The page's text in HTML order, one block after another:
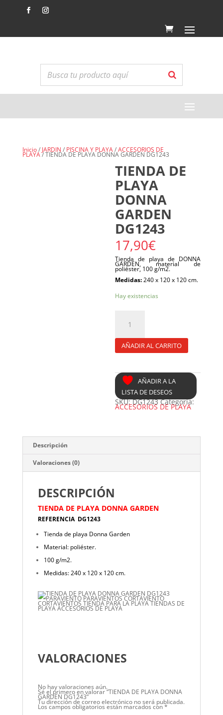
Inicio/ JARDIN / PISCINA Y PLAYA/ACCESORIOS DE
PLAYA/ TIENDA DE PLAYA DONNA GARDEN DG1243
TIENDA DE
PLAYA
DONNA
GARDEN
DG1243
17,90€
Tienda de playa de DONNA
GARDEN, material de
poliéster, 100 g/m2.
Medidas:240 x 120 x 120 cm.
Hay existencias
PLAYA
DONNA
DG1243
cantidad
AÑADIR AL CARRITO
AÑADIR A LA
LISTA DE DESEOS
SKU:DG1243 Categoría:
ACCESORIOS DE PLAYA
Descripción
Valoraciones (0)
DESCRIPCIÓN
TIENDA DE PLAYA DONNA GARDEN
REFERENCIA DG1243
Tienda de playa Donna Garden
Material: poliéster.
100 g/m2.
Medidas: 240 x 120 x 120 cm.
VALORACIONES
No hay valoraciones aún.
Sé el primero en valorar “TIENDA DE PLAYA DONNA
GARDEN DG1243”
Tu dirección de correo electrónico no será publicada.
Los campos obligatorios están marcados con*